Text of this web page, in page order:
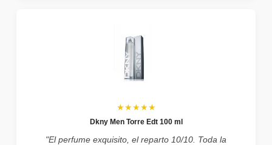
★★★★★
Dkny Men Torre Edt 100 ml
"El perfume exquisito, el reparto 10/10. Toda la